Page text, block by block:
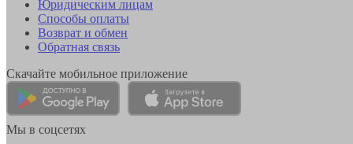
Юридическим лицам
Способы оплаты
Возврат и обмен
Обратная связь
Скачайте мобильное приложение
Мы в соцсетях